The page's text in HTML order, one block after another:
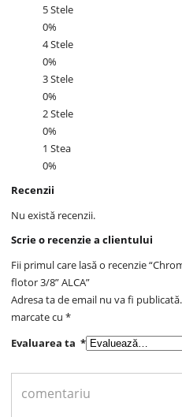
5 Stele
0%
4 Stele
0%
3 Stele
0%
2 Stele
0%
1 Stea
0%
Recenzii
Nu există recenzii.
Scrie o recenzie a clientului
Fii primul care lasă o recenzie
flotor 3/8” ALCA”
Adresa ta de email nu va fi publicată.
marcate cu*
Evaluarea ta*